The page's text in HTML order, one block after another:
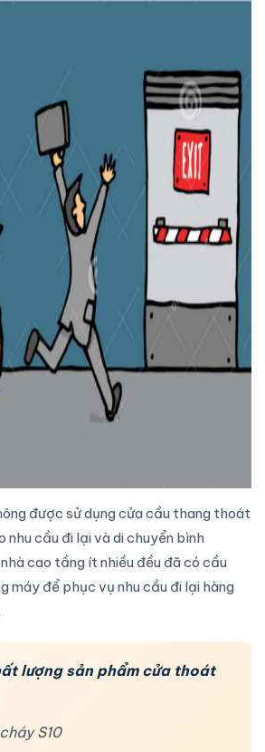
được sử dụng cửa cầu thang thoát
nhu cầu đi lại và di chuyển bình
cao tầng ít nhiều đều đã có cầu
máy để phục vụ nhu cầu đi lại hàng
lượng sản phẩm cửa thoát
S10